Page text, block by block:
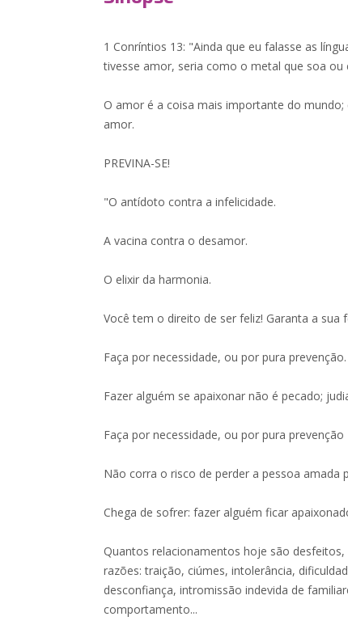
1 Conríntios 13: "Ainda que eu falasse as
tivesse amor, seria como o metal que soa
O amor é a coisa mais importante do
amor.
PREVINA-SE!
"O antídoto contra a infelicidade.
A vacina contra o desamor.
O elixir da harmonia.
Você tem o direito de ser feliz! Garanta a sua
Faça por necessidade, ou por pura prevenção.
Fazer alguém se apaixonar não é pecado;
Faça por necessidade, ou por pura prevenção
Não corra o risco de perder a pessoa amada
Chega de sofrer: fazer alguém ficar
Quantos relacionamentos hoje são
razões: traição, ciúmes, intolerância,
desconfiança, intromissão indevida de
comportamento...